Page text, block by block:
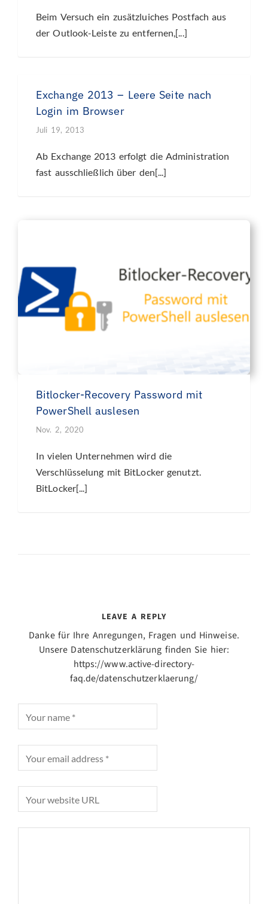
Beim Versuch ein zusätzluiches Postfach aus
der Outlook-Leiste zu entfernen,[...]
Exchange 2013 – Leere Seite nach
Login im Browser
Juli 19, 2013
Ab Exchange 2013 erfolgt die Administration
fast ausschließlich über den[...]
Bitlocker-Recovery Password mit
PowerShell auslesen
Nov. 2, 2020
In vielen Unternehmen wird die
Verschlüsselung mit BitLocker genutzt.
BitLocker[...]
LEAVE A REPLY
Danke für Ihre Anregungen, Fragen und Hinweise.
Unsere Datenschutzerklärung finden Sie hier:
https://www.active-directory-
faq.de/datenschutzerklaerung/